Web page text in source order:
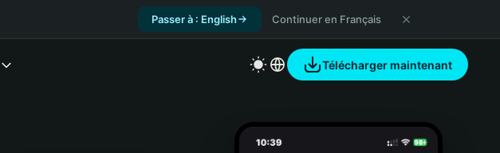
Passer à : English Continuer en Français
Télécharger maintenant